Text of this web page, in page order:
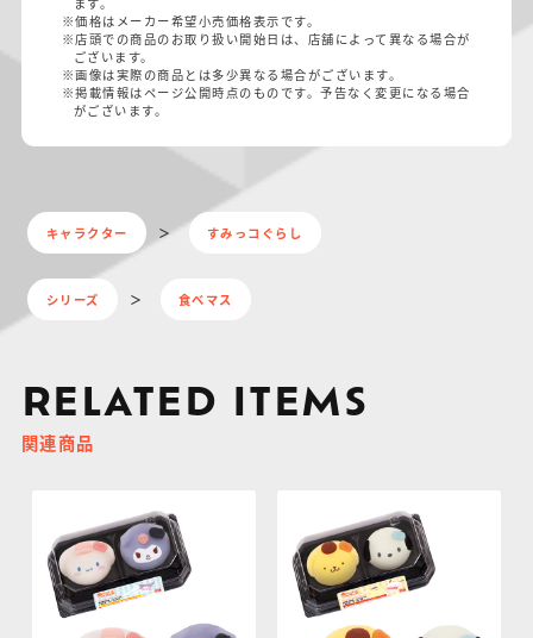
※価格はメーカー希望小売価格表示です。
※店頭での商品のお取り扱い開始日は、店舗によって異なる場合が
ございます。
※画像は実際の商品とは多少異なる場合がございます。
※掲載情報はページ公開時点のものです。予告なく変更になる場合
がございます。
キャラクター すみっコぐらし
シリーズ 食べマス
RELATED ITEMS
関連商品